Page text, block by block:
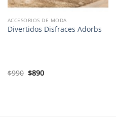
ACCESORIOS DE MODA
Divertidos Disfraces Adorbs
$990 El
precio
$890El
precio